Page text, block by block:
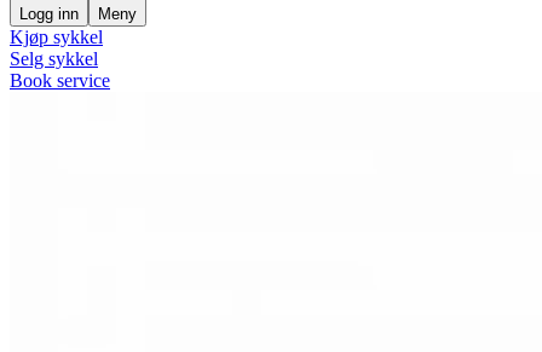
Logg inn Meny
Kjøp sykkel
Selg sykkel
Book service